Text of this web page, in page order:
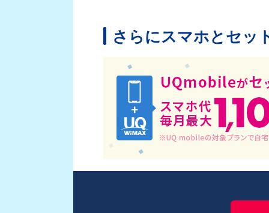
さらにスマホとセッ